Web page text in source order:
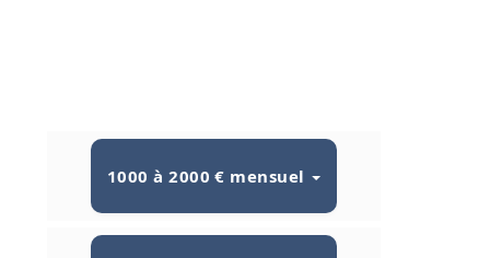
1000 à 2000 € mensuel